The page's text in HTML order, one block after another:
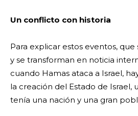
Un conflicto con historia
Para explicar estos eventos,
y se transforman en noticia
cuando Hamas ataca a Israel,
la creación del Estado de Israel,
tenía una nación y una gran